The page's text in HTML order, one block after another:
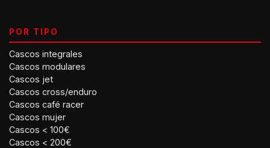
POR TIPO
Cascos integrales
Cascos modulares
Cascos jet
Cascos cross/enduro
Cascos café racer
Cascos mujer
Cascos < 100€
Cascos < 200€